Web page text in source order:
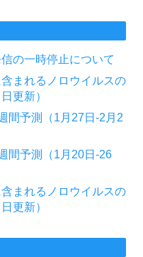
の一時停止について
まれるノロウイルスの
更新）
間予測（1月27日-2月2
間予測（1月20日-26
まれるノロウイルスの
更新）